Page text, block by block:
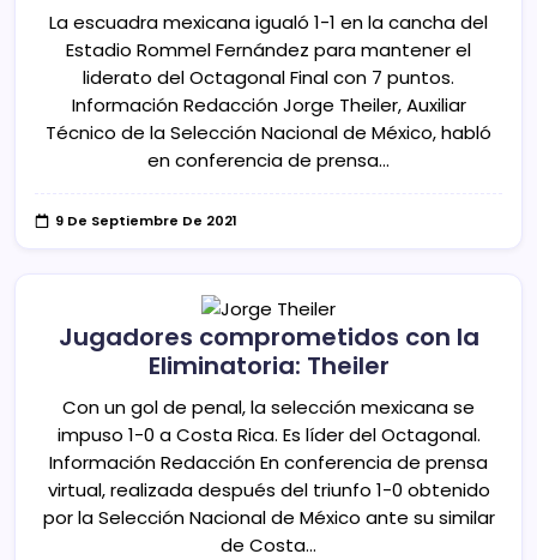
La escuadra mexicana igualó 1-1 en la cancha del
Estadio Rommel Fernández para mantener el
liderato del Octagonal Final con 7 puntos.
Información Redacción Jorge Theiler, Auxiliar
Técnico de la Selección Nacional de México, habló
en conferencia de prensa…
9 De Septiembre De 2021
Jugadores comprometidos con la
Eliminatoria: Theiler
Con un gol de penal, la selección mexicana se
impuso 1-0 a Costa Rica. Es líder del Octagonal.
Información Redacción En conferencia de prensa
virtual, realizada después del triunfo 1-0 obtenido
por la Selección Nacional de México ante su similar
de Costa…